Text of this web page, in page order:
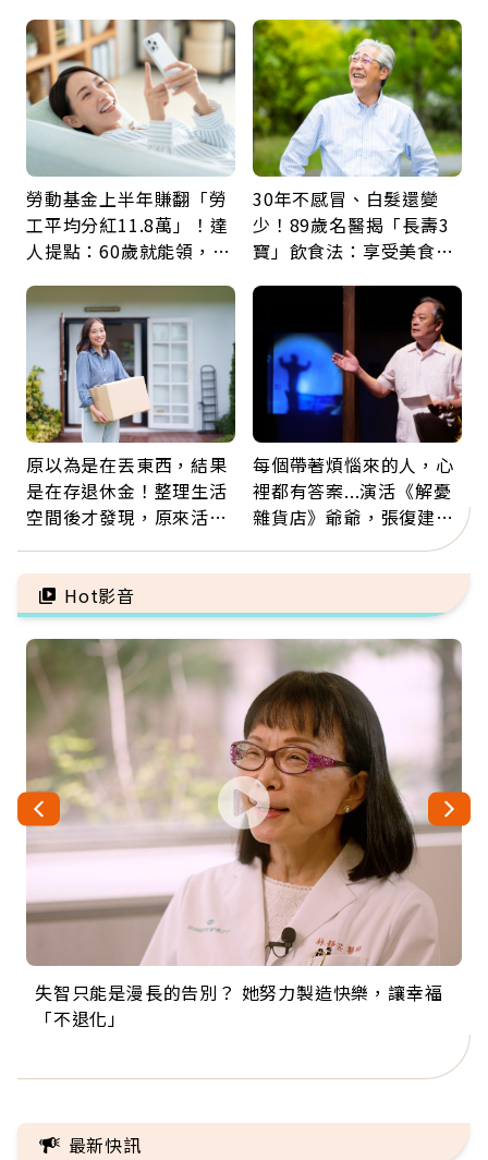
鍵
勞動基金上半年賺翻「勞
工平均分紅11.8萬」！達
人提點：60歲就能領，重
30年不感冒、白髮還變
少！89歲名醫揭「長壽3
寶」飲食法：享受美食不
原以為是在丟東西，結果
是在存退休金！整理生活
空間後才發現，原來活得
每個帶著煩惱來的人，心
裡都有答案...演活《解憂
雜貨店》爺爺，張復建：
放下執著不是認輸，而是
善待自己
Hot影音
失智只能是漫長的告別？ 她努力製造快樂，讓幸福
「不退化」
來自剛果的巧克力神父 為台灣奉獻36年 「台灣是我
的家，我連作夢都講台語！」
63歲卸矽谷副總、搬回台灣找快樂！「蛋黃哥小
丑」走進安養院，逗樂上萬爺奶：退休後才開始真
104歲打破金氏世界紀錄 成為全球最年長羽球選
手，分享長壽的秘密原來是「這個」
事業巔峰他選擇追夢…黑手阿伯拉小提琴還登上小
巨蛋！連CNN都大讚！
最新快訊